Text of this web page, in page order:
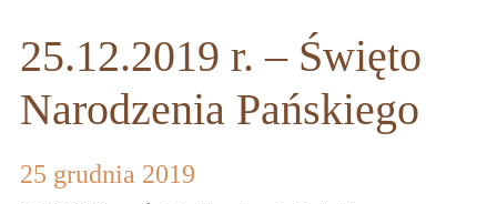
25.12.2019 r. – Święto
Narodzenia Pańskiego
25 grudnia 2019